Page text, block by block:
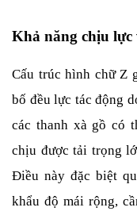
Khả năng chịu
Cấu trúc hình chữ Z
bố đều lực tác động
các thanh xà gồ có
chịu được tải trọng
Điều này đặc biệt
khẩu độ mái rộng,